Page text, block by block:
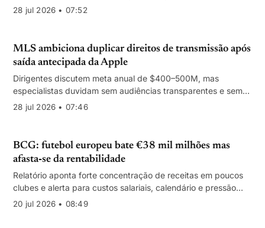
diário, com canais lineares, medição auditada e expansão
28 jul 2026 • 07:52
MLS ambiciona duplicar direitos de transmissão após
saída antecipada da Apple
Dirigentes discutem meta anual de $400–500M, mas
especialistas duvidam sem audiências transparentes e sem
Lionel Messi
28 jul 2026 • 07:46
BCG: futebol europeu bate €38 mil milhões mas
afasta‑se da rentabilidade
Relatório aponta forte concentração de receitas em poucos
clubes e alerta para custos salariais, calendário e pressão
regulatória; direitos audiovisuais mantêm-se no topo, mas
20 jul 2026 • 08:49